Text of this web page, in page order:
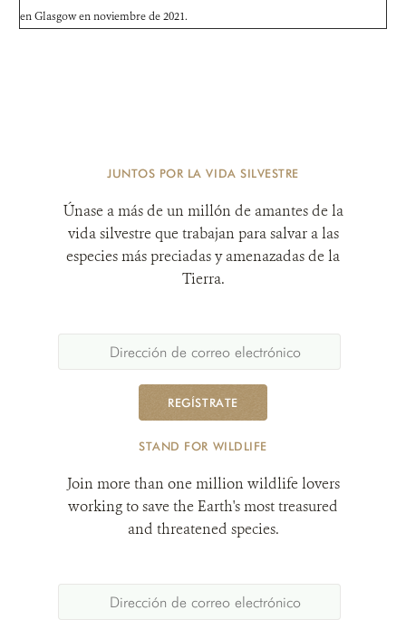
en Glasgow en noviembre de 2021.
JUNTOS POR LA VIDA SILVESTRE
Únase a más de un millón de amantes de la
vida silvestre que trabajan para salvar a las
especies más preciadas y amenazadas de la
Tierra.
REGÍSTRATE
STAND FOR WILDLIFE
Join more than one million wildlife lovers
working to save the Earth's most treasured
and threatened species.